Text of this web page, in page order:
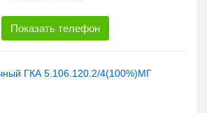
Показать телефон